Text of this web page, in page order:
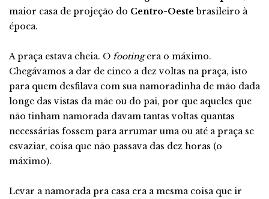
maior casa de projeção do Centro-Oestebrasileiro à
época.
A praça estava cheia. O footingera o máximo.
Chegávamos a dar de cinco a dez voltas na praça, isto
para quem desfilava com sua namoradinha de mão dada
longe das vistas da mãe ou do pai, por que aqueles que
não tinham namorada davam tantas voltas quantas
necessárias fossem para arrumar uma ou até a praça se
esvaziar, coisa que não passava das dez horas (o
máximo).
Levar a namorada pra casa era a mesma coisa que ir